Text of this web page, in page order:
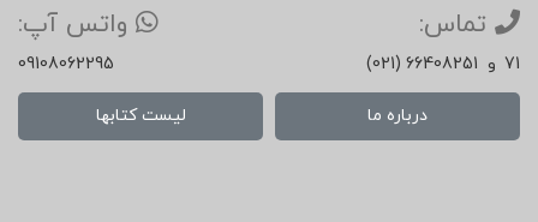
تماس:
(021) 66408251 و 71
واتس آپ:
09108062295
درباره ما لیست کتابها